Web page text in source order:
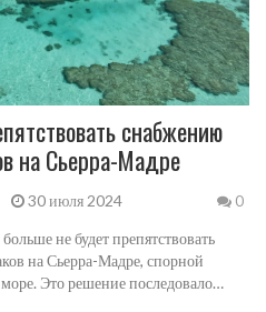
снабжению
на Сьерра-Мадре
30 июля 2024 0
не будет препятствовать
на Сьерра-Мадре, спорной
Это решение последовало